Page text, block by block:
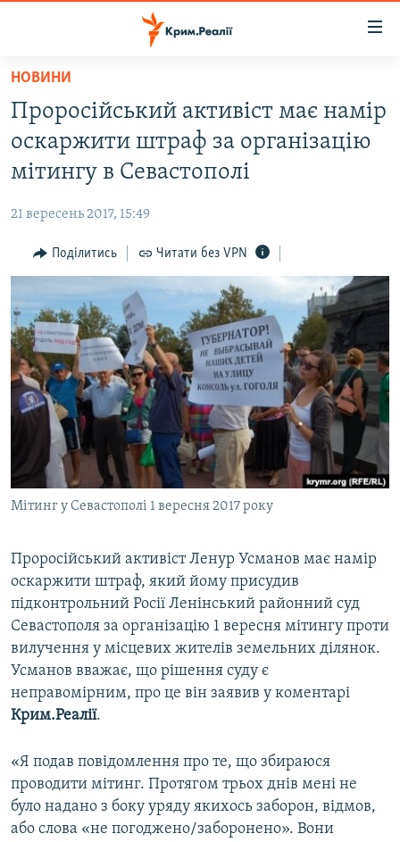
Перейти
основного
матеріалу
Перейти
до
основної
навігації
Перейти
до
ВОДА.КРИМ
ВІДЕО ТА ФОТО
БЛОГИ
ПОГЛЯД
ВСЕ ЗА ДЕНЬ
СПЕЦПРОЕКТИ
ДЕПОРТАЦІЯ
ВІДЕОУРОКИ «ELIFBE»
СВІДЧЕННЯ ОКУПАЦІЇ
УКРАЇНСЬКА ПРОБЛЕМА КРИМУ
ІНФОГРАФІКА
ЯК ОБІЙТИ БЛОКУВАННЯ
Русский
Qırımtatar
ДОЛУЧАЙСЯ!
Усі сайти RFE/RL
НОВИНИ
Проросійський активіст має намір
оскаржити штраф за організацію
мітингу в Севастополі
21 вересень 2017, 15:49
Поділитись Читати без VPN
Мітинг у Севастополі 1 вересня 2017 року
Проросійський активіст Ленур Усманов має намір
оскаржити штраф, який йому присудив
підконтрольний Росії Ленінський районний суд
Севастополя за організацію 1 вересня мітингу проти
вилучення у місцевих жителів земельних ділянок.
Усманов вважає, що рішення суду є
неправомірним, про це він заявив у коментарі
Крим.Реалії.
«Я подав повідомлення про те, що збираюся
проводити мітинг. Протягом трьох днів мені не
було надано з боку уряду якихось заборон, відмов,
або слова «не погоджено/заборонено». Вони